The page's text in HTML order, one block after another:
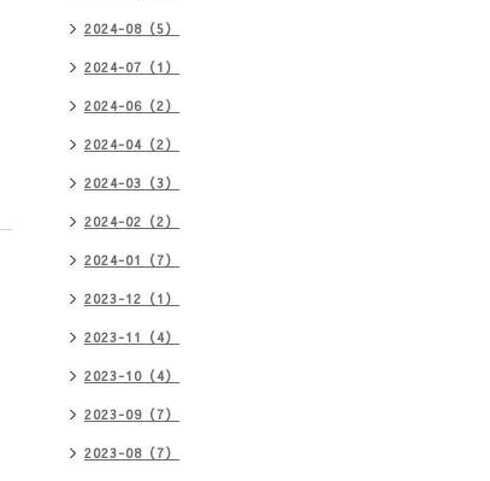
2024-08（5）
2024-07（1）
2024-06（2）
2024-04（2）
2024-03（3）
2024-02（2）
2024-01（7）
2023-12（1）
2023-11（4）
2023-10（4）
2023-09（7）
2023-08（7）